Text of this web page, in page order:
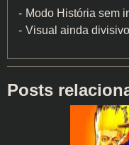
Modo História sem
Visual ainda divisivo
Posts